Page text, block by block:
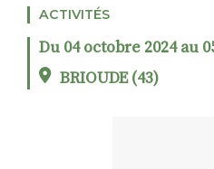
ALTER STRADA
ACTIVITÉS
Du 04 octobre 2024 au
BRIOUDE (43)